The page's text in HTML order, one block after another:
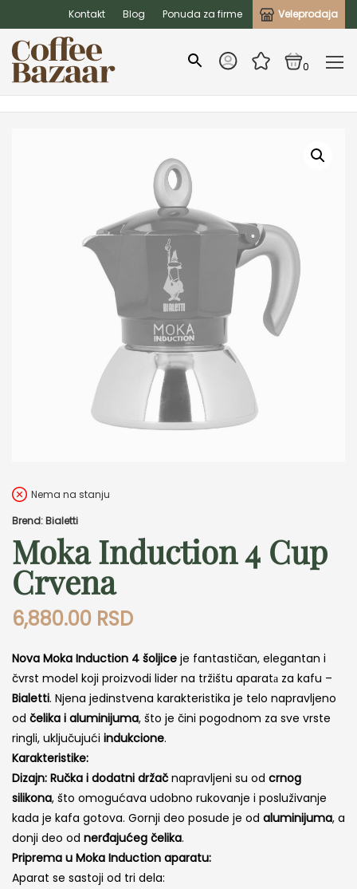
Kontakt Blog Ponuda za firme Veleprodaja
0
Nema na stanju
Brend: Bialetti
Moka Induction 4 Cup
Crvena
6,880.00 RSD
Nova Moka Induction 4 šoljice je fantastičan, elegantan i
čvrst model koji proizvodi lider na tržištu aparatа za kafu –
Bialetti. Njena jedinstvena karakteristika je telo napravljeno
od čelika i aluminijuma, što je čini pogodnom za sve vrste
ringli, uključujući indukcione.
Karakteristike:
Dizajn: Ručka i dodatni držačnapravljeni su od crnog
silikona, što omogućava udobno rukovanje i posluživanje
kada je kafa gotova. Gornji deo posude je od aluminijuma, a
donji deo od nerđajućeg čelika.
Priprema u Moka Induction aparatu:
Aparat se sastoji od tri dela: